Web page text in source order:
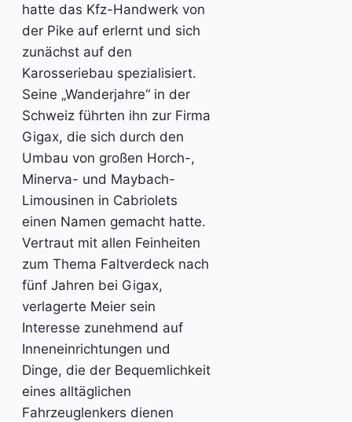
hatte das Kfz-Handwerk von
der Pike auf erlernt und sich
zunächst auf den
Karosseriebau spezialisiert.
Seine „Wanderjahre“ in der
Schweiz führten ihn zur Firma
Gigax, die sich durch den
Umbau von großen Horch-,
Minerva- und Maybach-
Limousinen in Cabriolets
einen Namen gemacht hatte.
Vertraut mit allen Feinheiten
zum Thema Faltverdeck nach
fünf Jahren bei Gigax,
verlagerte Meier sein
Interesse zunehmend auf
Inneneinrichtungen und
Dinge, die der Bequemlichkeit
eines alltäglichen
Fahrzeuglenkers dienen